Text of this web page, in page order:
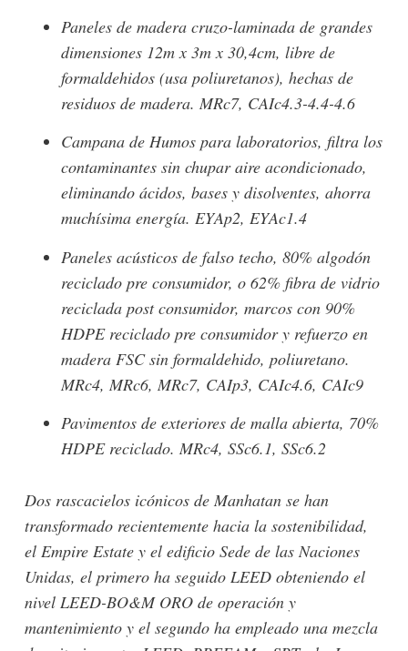
Paneles de madera cruzo-laminada de grandes
dimensiones 12m x 3m x 30,4cm, libre de
formaldehidos (usa poliuretanos), hechas de
residuos de madera. MRc7, CAIc4.3-4.4-4.6
Campana de Humos para laboratorios, filtra los
contaminantes sin chupar aire acondicionado,
eliminando ácidos, bases y disolventes, ahorra
muchísima energía. EYAp2, EYAc1.4
Paneles acústicos de falso techo, 80% algodón
reciclado pre consumidor, o 62% fibra de vidrio
reciclada post consumidor, marcos con 90%
HDPE reciclado pre consumidor y refuerzo en
madera FSC sin formaldehido, poliuretano.
MRc4, MRc6, MRc7, CAIp3, CAIc4.6, CAIc9
Pavimentos de exteriores de malla abierta, 70%
HDPE reciclado. MRc4, SSc6.1, SSc6.2
Dos rascacielos icónicos de Manhatan se han
transformado recientemente hacia la sostenibilidad,
el Empire Estate y el edificio Sede de las Naciones
Unidas, el primero ha seguido LEED obteniendo el
nivel LEED-BO&M ORO de operación y
mantenimiento y el segundo ha empleado una mezcla
-lógico